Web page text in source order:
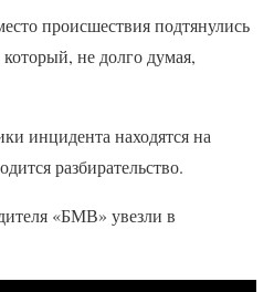
происшествия подтянулись
который, не долго думая,
инцидента находятся на
разбирательство.
«БМВ» увезли в